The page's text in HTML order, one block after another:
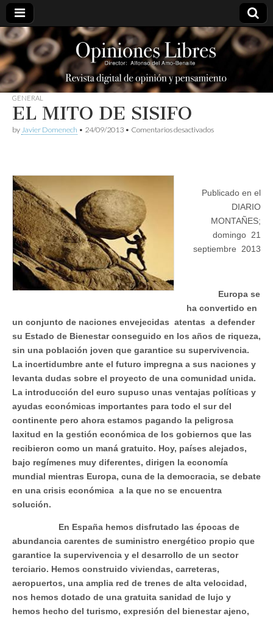
opinioneslibres
GENERAL
EL MITO DE SISIFO
by Javier Domenech • 24/09/2013 • Comentarios desactivadosen
Publicado en el
DIARIO
MONTAÑES;
domingo 21
septiembre 2013
Europa se
ha convertido en
un conjunto de naciones envejecidas atentas a defender
su Estado de Bienestar conseguido en los años de riqueza,
sin una población joven que garantice su supervivencia.
La incertidumbre ante el futuro impregna a sus naciones y
levanta dudas sobre el proyecto de una comunidad unida.
La introducción del euro supuso unas ventajas políticas y
ayudas económicas importantes para todo el sur del
continente pero ahora estamos pagando la peligrosa
laxitud en la gestión económica de los gobiernos que las
recibieron como un maná gratuito. Hoy, países alejados,
bajo regímenes muy diferentes, dirigen la economía
mundial mientras Europa, cuna de la democracia, se debate
en una crisis económica a la que no se encuentra
solución.
En España hemos disfrutado las épocas de
abundancia carentes de suministro energético propio que
garantice la supervivencia y el desarrollo de un sector
terciario. Hemos construido viviendas, carreteras,
aeropuertos, una amplia red de trenes de alta velocidad,
nos hemos dotado de una gratuita sanidad de lujo y
hemos hecho del turismo, expresión del bienestar ajeno,